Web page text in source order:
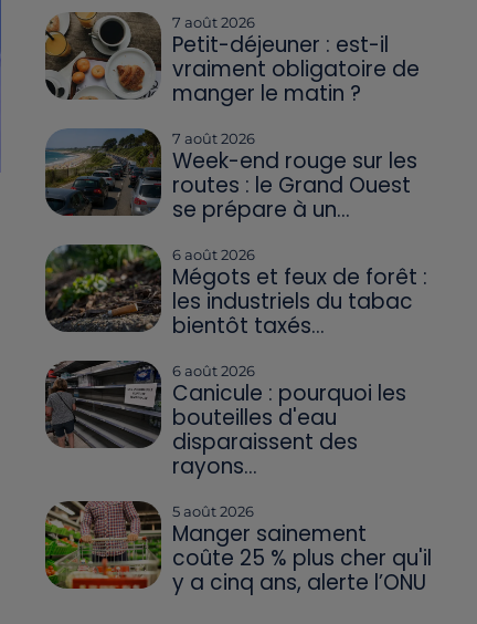
7 août 2026
Petit-déjeuner : est-il
vraiment obligatoire de
manger le matin ?
7 août 2026
Week-end rouge sur les
routes : le Grand Ouest
se prépare à un...
6 août 2026
Mégots et feux de forêt :
les industriels du tabac
bientôt taxés...
6 août 2026
Canicule : pourquoi les
bouteilles d'eau
disparaissent des
rayons...
5 août 2026
Manger sainement
coûte 25 % plus cher qu'il
y a cinq ans, alerte l’ONU